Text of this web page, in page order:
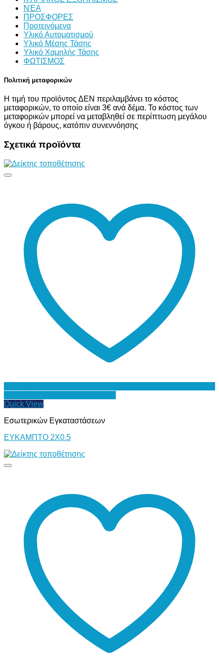
ΝΈΑ
ΠΡΟΣΦΟΡΕΣ
Προτεινόμενα
Υλικό Αυτοματισμού
Υλικό Μέσης Τάσης
Υλικό Χαμηλής Τάσης
ΦΩΤΙΣΜΟΣ
Πολιτική μεταφορικών
Η τιμή του προϊόντος ΔΕΝ περιλαμβάνει το κόστος
μεταφορικών, το οποίο είναι 3€ ανά δέμα. Το κόστος των
μεταφορικών μπορεί να μεταβληθεί σε περίπτωση μεγάλου
όγκου ή βάρους, κατόπιν συνεννόησης
Σχετικά προϊόντα
Quick View
Εσωτερικών Εγκαταστάσεων
ΕΥΚΑΜΠΤΟ 2Χ0.5